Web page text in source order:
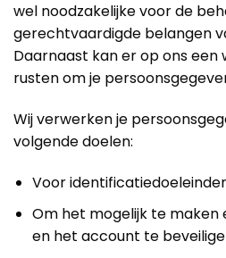
wel noodzakelijke voor de
gerechtvaardigde belangen
Daarnaast kan er op ons
rusten om je
Wij verwerken je
volgende doelen:
Voor
Om het mogelijk te
en het account te